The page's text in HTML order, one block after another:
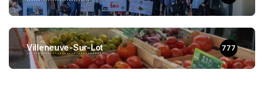
Villeneuve-Sur-Lot 777